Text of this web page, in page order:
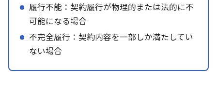
履行不能：契約履行が物理的または法的に不
可能になる場合
不完全履行：契約内容を一部しか満たしてい
ない場合